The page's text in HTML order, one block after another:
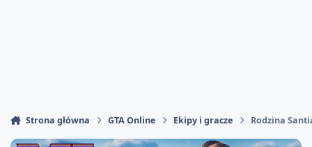
Strona główna GTA Online Ekipy i gracze Rodzina